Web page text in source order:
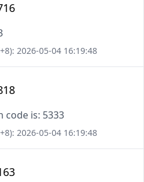
2026-05-04 16:19:48
code is: 5333
2026-05-04 16:19:48